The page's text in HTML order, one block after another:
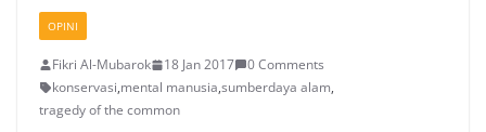
OPINI
Fikri Al-Mubarok 18 Jan 2017
0 Comments
konservasi,mental manusia,sumberdaya alam,
tragedy of the common